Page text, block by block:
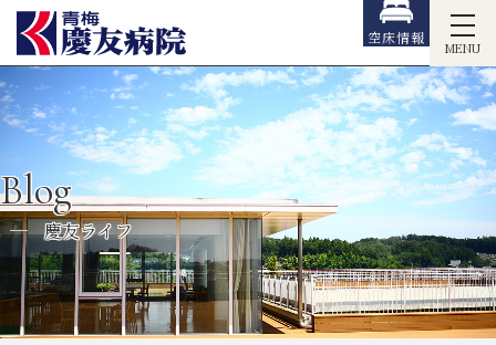
MENU
空床情報
Blog
慶友ライフ